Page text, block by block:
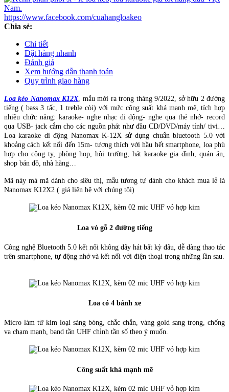
https://www.facebook.com/cuahangloakeo
Chia sẻ:
Chi tiết
Đặt hàng nhanh
Đánh giá
Xem hướng dẫn thanh toán
Quy trình giao hàng
Loa kéo Nanomax K12X, mẫu mới ra trong tháng 9/2022, sở hữu 2 đường
tiếng ( bass 3 tấc, 1 treble còi) với mức công suất khá mạnh mẽ, tích hợp
nhiều chức năng: karaoke- nghe nhạc di động- nghe qua thẻ nhớ- record
qua USB- jack cắm cho các nguồn phát như đầu CD/DVD/máy tính/ tivi…
Loa karaoke di động Nanomax K-12X sử dụng chuẩn bluetooth 5.0 với
khoảng cách kết nối đến 15m- tương thích với hầu hết smartphone, loa phù
hợp cho công ty, phòng họp, hội trường, hát karaoke gia đình, quán ăn,
shop bán đồ, nhà hàng…
Mã này mà mã dành cho siêu thị, mẫu tương tự dành cho khách mua lẻ là
Nanomax K12X2 ( giá liên hệ với chúng tôi)
Loa vỏ gỗ 2 đường tiếng
Công nghệ Bluetooth 5.0 kết nối không dây hát bất kỳ đâu, dễ dàng thao tác
trên smartphone, tự động nhớ và kết nối với điện thoại trong những lần sau.
Loa có 4 bánh xe
Micro làm từ kim loại sáng bóng, chắc chắn, vàng gold sang trọng, chống
va chạm mạnh, band tần UHF chỉnh tần số theo ý muốn.
Công suất khá mạnh mẽ